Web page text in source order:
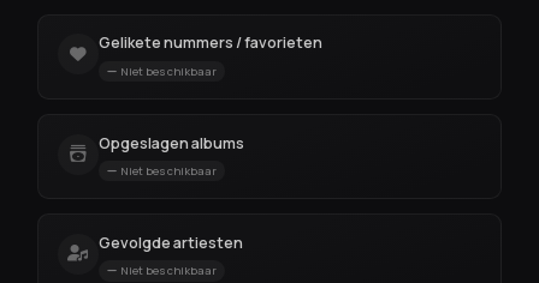
Gelikete nummers / favorieten
Niet beschikbaar
Opgeslagen albums
Niet beschikbaar
Gevolgde artiesten
Niet beschikbaar